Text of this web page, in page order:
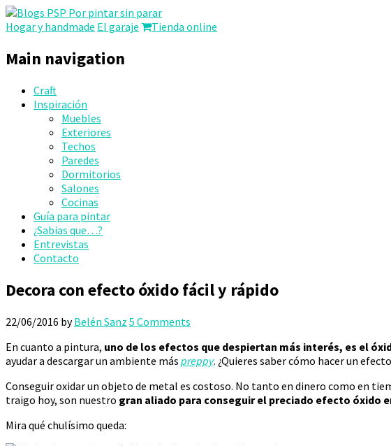
Por pintar sin parar
Hogar y handmade El garaje Tienda online
Main navigation
Craft
Inspiración
Muebles
Exteriores
Techos
Paredes
Dormitorios
Salones
Cocinas
Guía para pintar
¿Sabias que…?
Entrevistas
Contacto
Decora con efecto óxido fácil y rápido
22/06/2016 byBelén Sanz 5 Comments
En cuanto a pintura, uno de los efectos que despiertan más interés, es el
ayudar a descargar un ambiente más preppy. ¿Quieres saber cómo hacer un
Conseguir oxidar un objeto de metal es costoso. No tanto en dinero como en
traigo hoy, son nuestro gran aliado para conseguir el preciado efecto óxido
Mira qué chulísimo queda: